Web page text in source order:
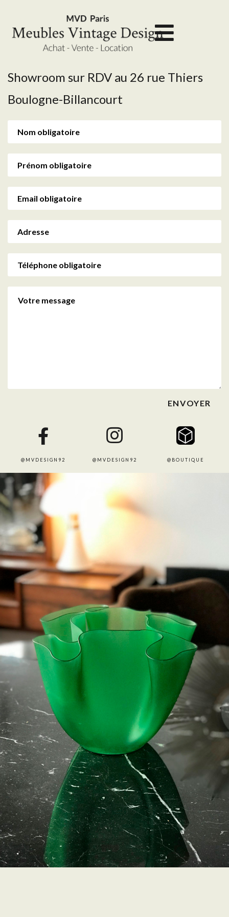
Showroom sur RDV au 26 rue Thiers
Boulogne-Billancourt
@MVDESIGN92 @MVDESIGN92 @BOUTIQUE